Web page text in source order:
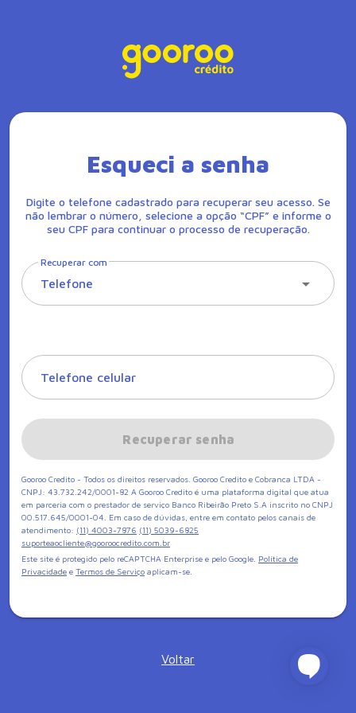
Esqueci a senha
Digite o telefone cadastrado para recuperar seu acesso. Se
não lembrar o número, selecione a opção “CPF” e informe o
seu CPF para continuar o processo de recuperação.
Recuperar com
Telefone
Telefone celular
Recuperar senha
Gooroo Credito - Todos os direitos reservados. Gooroo Credito e Cobranca LTDA -
CNPJ: 43.732.242/0001-82 A Gooroo Credito é uma plataforma digital que atua
em parceria com o prestador de serviço Banco Ribeirão Preto S.A inscrito no CNPJ
00.517.645/0001-04. Em caso de dúvidas, entre em contato pelos canais de
atendimento: (11) 4003-7876 (11) 5039-6825
suporteaocliente@gooroocredito.com.br
Este site é protegido pelo reCAPTCHA Enterprise e pelo Google. Política de
Privacidade e Termos de Serviço aplicam-se.
Voltar